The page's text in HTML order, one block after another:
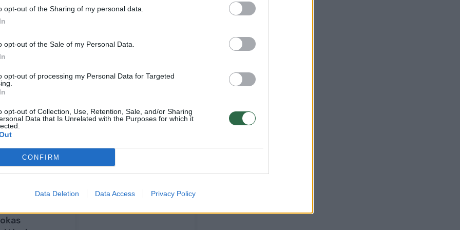
opt-out of the Sharing of my personal data.
opt-out of the Sale of my Personal Data.
opt-out of processing my Personal Data for Targeted
opt-out of Collection, Use, Retention, Sale, and/or Sharing
Data that Is Unrelated with the Purposes for which it
CONFIRM
Data Deletion Data Access Privacy Policy
epidemijos, turime ir kitų iššūkių,
kuris ir sukėlė visas šias problemas“,
metas: